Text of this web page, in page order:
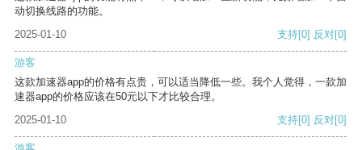
动切换线路的功能。
2025-01-10
支持[0] 反对[0]
游客
这款加速器app的价格有点贵，可以适当降低一些。我个人觉得，一款加
速器app的价格应该在50元以下才比较合理。
2025-01-10
支持[0] 反对[0]